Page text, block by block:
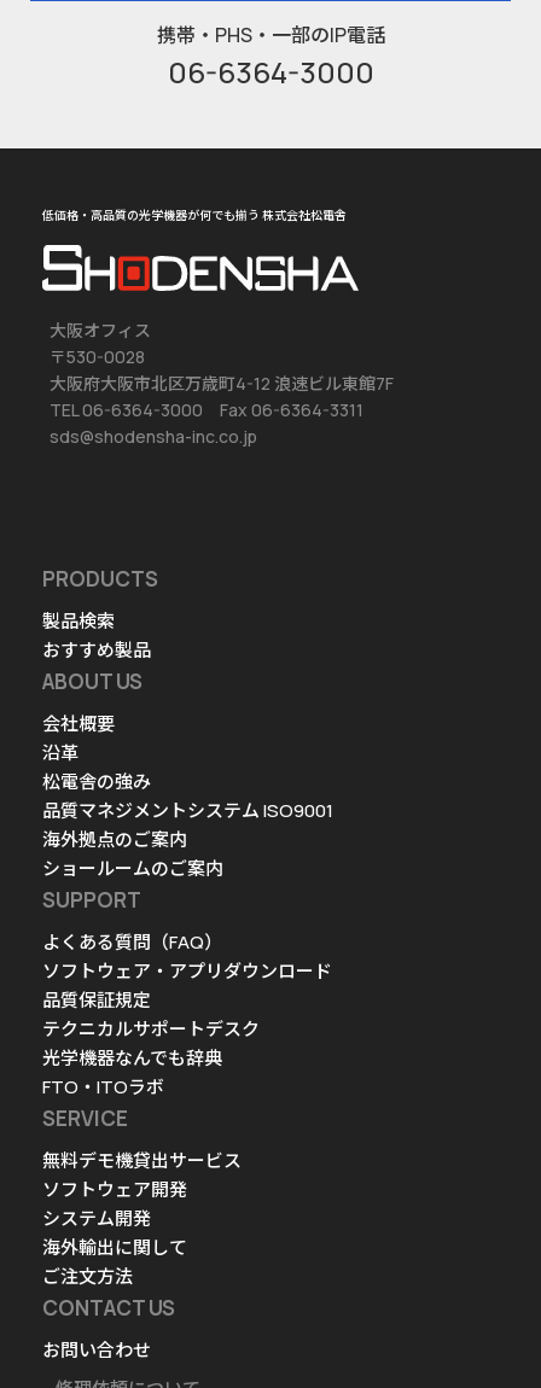
携帯・PHS・一部のIP電話
06-6364-3000
低価格・高品質の光学機器が何でも揃う 株式会社松電舎
大阪オフィス
〒530-0028
大阪府大阪市北区万歳町4-12 浪速ビル東館7F
TEL 06-6364-3000 Fax 06-6364-3311
sds@shodensha-inc.co.jp
PRODUCTS
製品検索
おすすめ製品
ABOUT US
会社概要
沿革
松電舎の強み
品質マネジメントシステム ISO9001
海外拠点のご案内
ショールームのご案内
SUPPORT
よくある質問（FAQ）
ソフトウェア・アプリダウンロード
品質保証規定
テクニカルサポートデスク
光学機器なんでも辞典
FTO・ITOラボ
SERVICE
無料デモ機貸出サービス
ソフトウェア開発
システム開発
海外輸出に関して
ご注文方法
CONTACT US
お問い合わせ